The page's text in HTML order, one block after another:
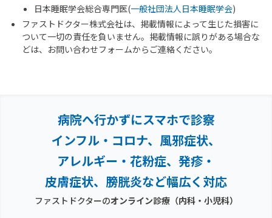
日本睡眠学会総合専門医(一般社団法人日本睡眠学会)
ファストドクター株式会社は、掲載情報によって生じた損害に
ついて一切の責任を負いません。掲載情報に誤りがある場合な
どは、お問い合わせフォームからご連絡ください。
病院へ行かずにスマホで診察
インフル・コロナ、風邪症状、
アレルギー・花粉症、 発疹・
皮膚症状、膀胱炎など幅広く対応
ファストドクターのオンライン診療（内科・小児科）